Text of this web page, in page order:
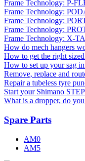
Frame Technology: P-
Frame Technology:
Frame Technology:
Frame Technology:
Frame Technology: X-
How do mech hangers
How to get the right
How to set up your sag
Remove, replace and
Repair a tubeless tyre
Start your Shimano
What is a dropper, do
Spare Parts
AM0
AM5